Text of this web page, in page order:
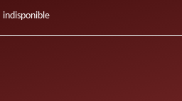
indisponible